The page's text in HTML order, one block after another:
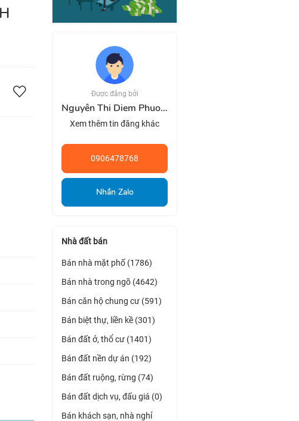
Được đăng bởi
Nguyên Thi Diem Phuong
Xem thêm tin đăng khác
0906478768
Nhắn Zalo
Nhà đất bán
Bán nhà mặt phố (1786)
Bán nhà trong ngõ (4642)
Bán căn hộ chung cư (591)
Bán biệt thự, liền kề (301)
Bán đất ở, thổ cư (1401)
Bán đất nền dự án (192)
Bán đất ruộng, rừng (74)
Bán đất dịch vụ, đấu giá (0)
Bán khách sạn, nhà nghỉ